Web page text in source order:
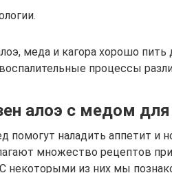
меда и кагора хорошо
процессы
алоэ с медом
помогут наладить аппетит и
множество рецептов
некоторыми из них мы